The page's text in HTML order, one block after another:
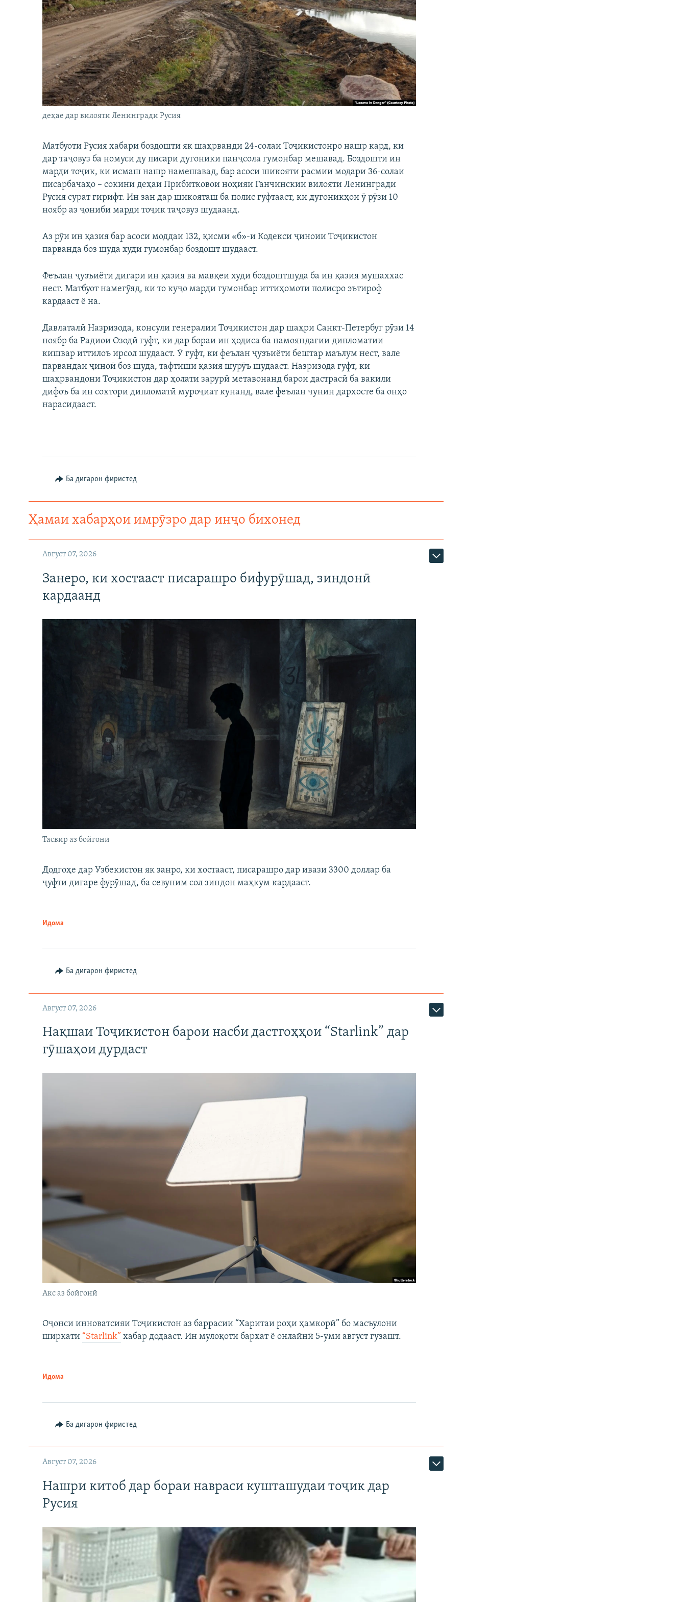
деҳае дар вилояти Ленингради Русия
Матбуоти Русия хабари боздошти як шаҳрванди 24-солаи Тоҷикистонро нашр кард, ки
дар таҷовуз ба номуси ду писари дугоники панҷсола гумонбар мешавад. Боздошти ин
марди тоҷик, ки исмаш нашр намешавад, бар асоси шикояти расмии модари 36-солаи
писарбачаҳо – сокини деҳаи Прибитковои ноҳияи Ганчинскии вилояти Ленингради
Русия сурат гирифт. Ин зан дар шикояташ ба полис гуфтааст, ки дугоникҳои ӯ рӯзи 10
ноябр аз ҷониби марди тоҷик таҷовуз шудаанд.
Аз рӯи ин қазия бар асоси моддаи 132, қисми «б»-и Кодекси ҷиноии Тоҷикистон
парванда боз шуда худи гумонбар боздошт шудааст.
Феълан ҷузъиёти дигари ин қазия ва мавқеи худи боздоштшуда ба ин қазия мушаххас
нест. Матбуот намегӯяд, ки то куҷо марди гумонбар иттиҳомоти полисро эътироф
кардааст ё на.
Давлаталӣ Назризода, консули генералии Тоҷикистон дар шаҳри Санкт-Петербуг рӯзи 14
ноябр ба Радиои Озодӣ гуфт, ки дар бораи ин ҳодиса ба намояндагии дипломатии
кишвар иттилоъ ирсол шудааст. Ӯ гуфт, ки феълан ҷузъиёти бештар маълум нест, вале
парвандаи ҷиноӣ боз шуда, тафтиши қазия шурӯъ шудааст. Назризода гуфт, ки
шаҳрвандони Тоҷикистон дар ҳолати зарурӣ метавонанд барои дастрасӣ ба вакили
дифоъ ба ин сохтори дипломатӣ муроҷиат кунанд, вале феълан чунин дархосте ба онҳо
нарасидааст.
Ба дигарон фиристед
Ҳамаи хабарҳои имрӯзро дар инҷо бихонед
Август 07, 2026
Занеро, ки хостааст писарашро бифурӯшад, зиндонӣ
кардаанд
Тасвир аз бойгонӣ
Додгоҳе дар Узбекистон як занро, ки хостааст, писарашро дар ивази 3300 доллар ба
ҷуфти дигаре фурӯшад, ба севуним сол зиндон маҳкум кардааст.
Идома
Ба дигарон фиристед
Август 07, 2026
Нақшаи Тоҷикистон барои насби дастгоҳҳои “Starlink” дар
гӯшаҳои дурдаст
Акс аз бойгонӣ
Оҷонси инноватсияи Тоҷикистон аз баррасии “Харитаи роҳи ҳамкорӣ” бо масъулони
ширкати “Starlink” хабар додааст. Ин мулоқоти бархат ё онлайнӣ 5-уми август гузашт.
Идома
Ба дигарон фиристед
Август 07, 2026
Нашри китоб дар бораи навраси кушташудаи тоҷик дар
Русия